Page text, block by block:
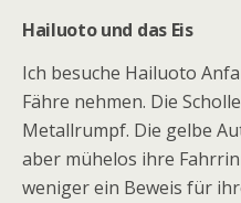
Hailuoto und das Eis
Ich besuche Hailuoto
Fähre nehmen. Die
Metallrumpf. Die gelbe
aber mühelos ihre
weniger ein Beweis für